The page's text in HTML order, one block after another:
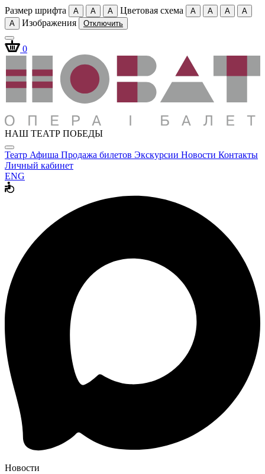
Размер шрифта A A A Цветовая схема A A A
A
A
Изображения Отключить
0
НАШ ТЕАТР ПОБЕДЫ
Театр Афиша Продажа билетов Экскурсии Новости Контакты
Личный кабинет
ENG
Новости